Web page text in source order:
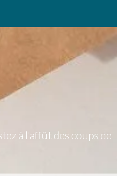
à l'affût des coups de